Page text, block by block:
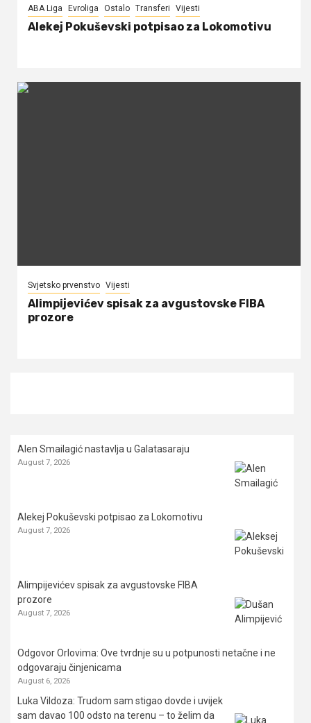
ABA Liga Evroliga Ostalo Transferi Vijesti
Alekej Pokuševski potpisao za Lokomotivu
Svjetsko prvenstvo Vijesti
Alimpijevićev spisak za avgustovske FIBA
prozore
Alen Smailagić nastavlja u Galatasaraju
August 7, 2026
Alekej Pokuševski potpisao za Lokomotivu
August 7, 2026
Alimpijevićev spisak za avgustovske FIBA
prozore
August 7, 2026
Odgovor Orlovima: ​Ove tvrdnje su u potpunosti netačne i ne
odgovaraju činjenicama
August 6, 2026
Luka Vildoza: Trudom sam stigao dovde i uvijek
sam davao 100 odsto na terenu – to želim da